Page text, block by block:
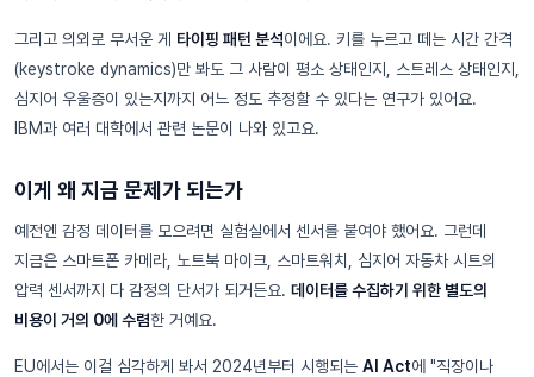
그리고 의외로 무서운 게 타이핑 패턴 분석이에요. 키를 누르고 떼는 시간 간격
(keystroke dynamics)만 봐도 그 사람이 평소 상태인지, 스트레스 상태인지,
심지어 우울증이 있는지까지 어느 정도 추정할 수 있다는 연구가 있어요.
IBM과 여러 대학에서 관련 논문이 나와 있고요.
이게 왜 지금 문제가 되는가
예전엔 감정 데이터를 모으려면 실험실에서 센서를 붙여야 했어요. 그런데
지금은 스마트폰 카메라, 노트북 마이크, 스마트워치, 심지어 자동차 시트의
압력 센서까지 다 감정의 단서가 되거든요. 데이터를 수집하기 위한 별도의
비용이 거의 0에 수렴한 거예요.
EU에서는 이걸 심각하게 봐서 2024년부터 시행되는 AI Act에 "직장이나